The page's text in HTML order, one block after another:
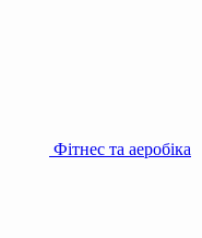
Фітнес та аеробіка